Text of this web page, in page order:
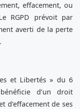
effacement, ou
RGPD prévoit par
averti de la perte
et Libertés » du 6
d’un droit
d’effacement de ses